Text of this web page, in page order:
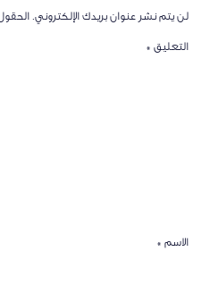
لن يتم نشر عنوان بريدك الإلكتروني. الحقول
التعليق *
الاسم *